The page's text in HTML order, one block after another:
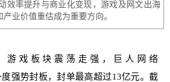
效率提升与商业化变现，游戏及网文出海
业价值重估成为重要方向。
游戏板块震荡走强，巨人网络
度强势封板，封单最高超过13亿元。截